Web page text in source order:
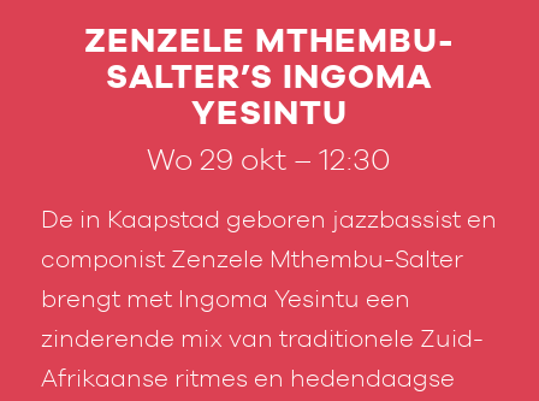
ZENZELE MTHEMBU-
SALTER’S INGOMA
YESINTU
Wo 29 okt – 12:30
De in Kaapstad geboren jazzbassist en
componist Zenzele Mthembu-Salter
brengt met Ingoma Yesintu een
zinderende mix van traditionele Zuid-
Afrikaanse ritmes en hedendaagse